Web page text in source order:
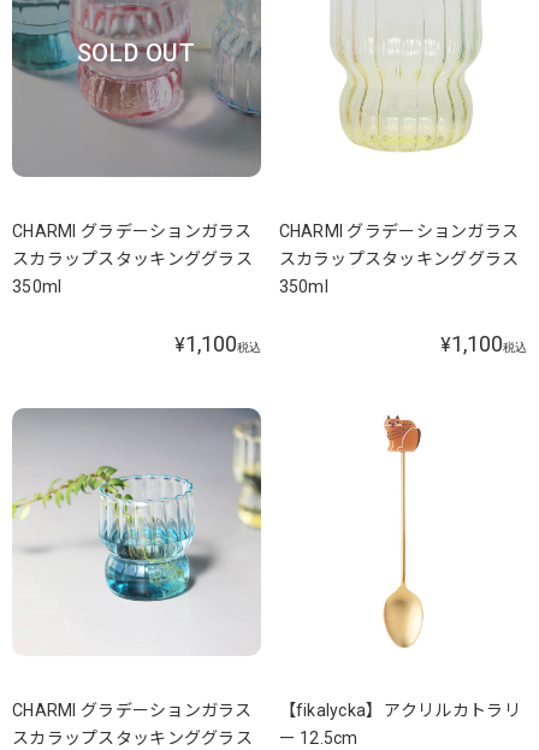
SOLD OUT
CHARMI グラデーションガラス
スカラップスタッキンググラス
350ml
¥1,100税込
CHARMI グラデーションガラス
スカラップスタッキンググラス
350ml
¥1,100税込
CHARMI グラデーションガラス
スカラップスタッキンググラス
【fikalycka】アクリルカトラリ
ー 12.5cm